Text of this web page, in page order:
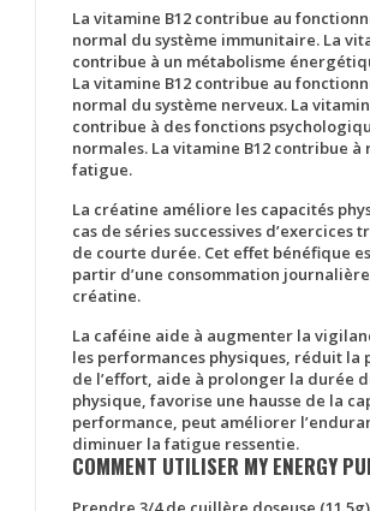
La vitamine B12 contribue au
normal du système immunitaire. La
contribue à un métabolisme
La vitamine B12 contribue au
normal du système nerveux. La
contribue à des fonctions
normales. La vitamine B12 contribue à
fatigue.
La créatine améliore les capacités
cas de séries successives d’exercices
de courte durée. Cet effet bénéfique
partir d’une consommation
créatine.
La caféine aide à augmenter la
les performances physiques, réduit la
de l’effort, aide à prolonger la durée
physique, favorise une hausse de la
performance, peut améliorer
diminuer la fatigue ressentie.
COMMENT UTILISER MY ENERGY